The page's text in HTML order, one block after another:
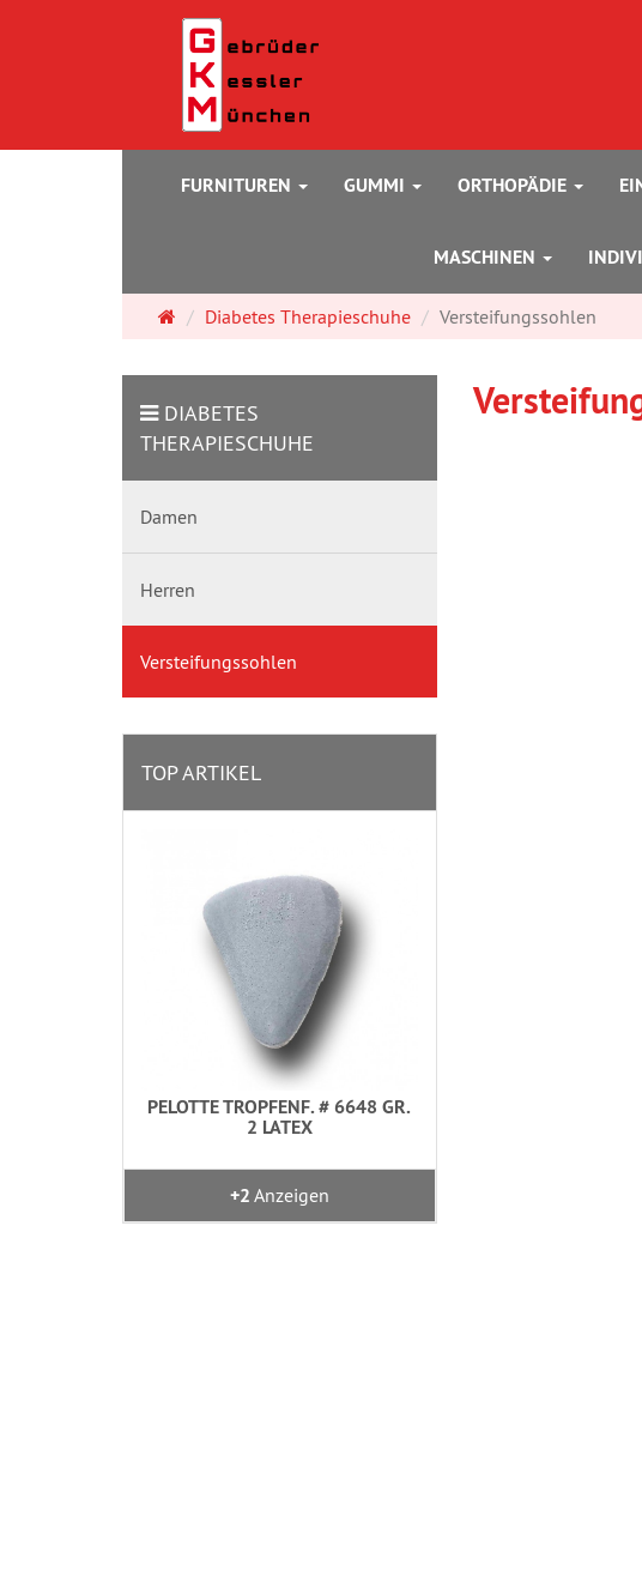
FURNITUREN GUMMI ORTHOPÄDIE
MASCHINEN
Startseite
Diabetes Therapieschuhe Versteifungssohlen
DIABETES
THERAPIESCHUHE
Damen
Herren
Versteifungssohlen
TOP ARTIKEL
PELOTTE TROPFENF. # 6648 GR.
2 LATEX
+2 Anzeigen